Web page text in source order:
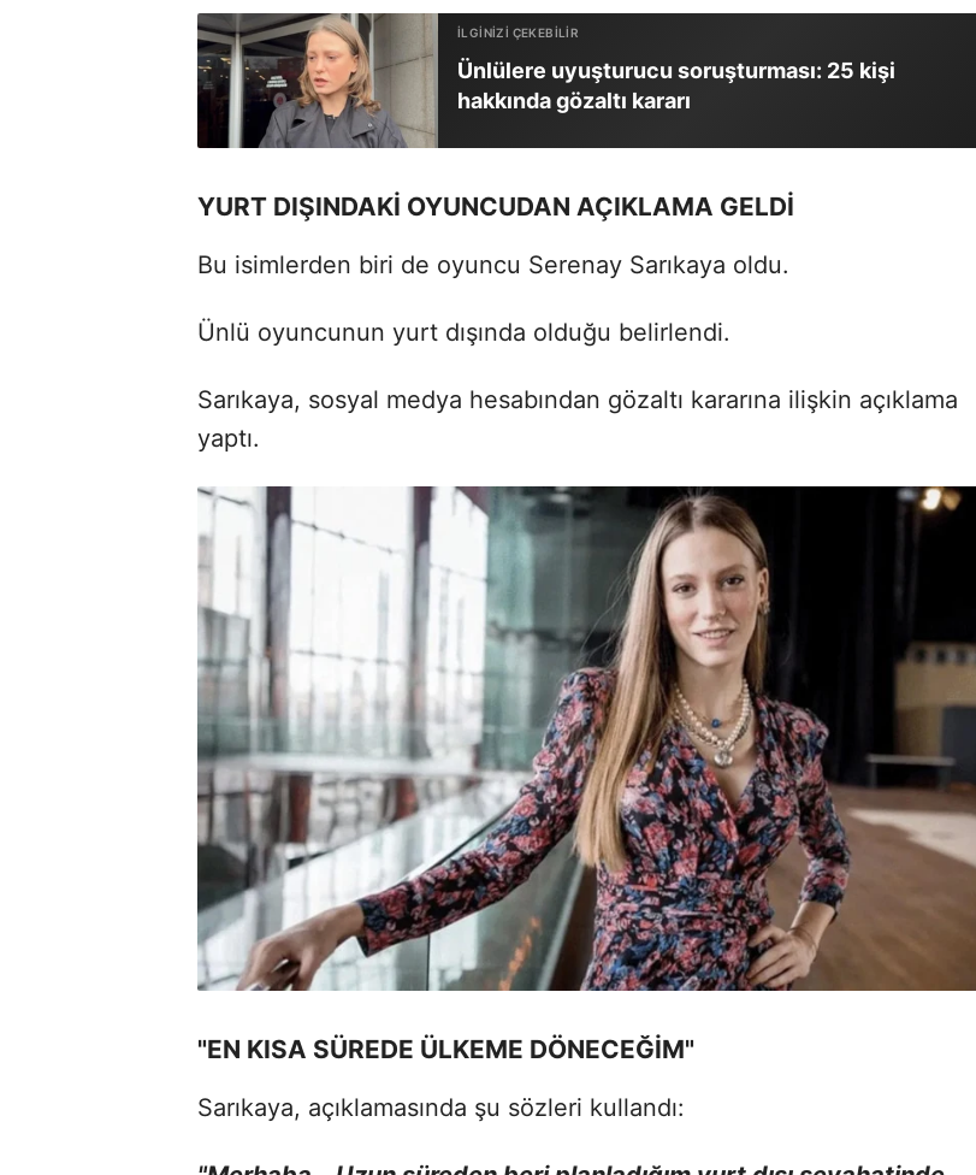
Ünlülere uyuşturucu soruşturması: 25 kişi
hakkında gözaltı kararı
YURT DIŞINDAKİ OYUNCUDAN AÇIKLAMA GELDİ
Bu isimlerden biri de oyuncu Serenay Sarıkaya oldu.
Ünlü oyuncunun yurt dışında olduğu belirlendi.
Sarıkaya, sosyal medya hesabından gözaltı kararına ilişkin açıklama
yaptı.
"EN KISA SÜREDE ÜLKEME DÖNECEĞİM"
Sarıkaya, açıklamasında şu sözleri kullandı: